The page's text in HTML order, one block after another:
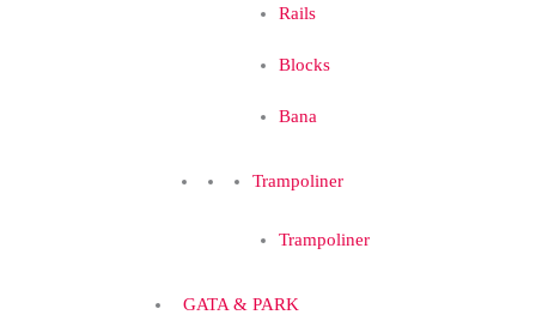
Rails
Blocks
Bana
Trampoliner
Trampoliner
GATA & PARK